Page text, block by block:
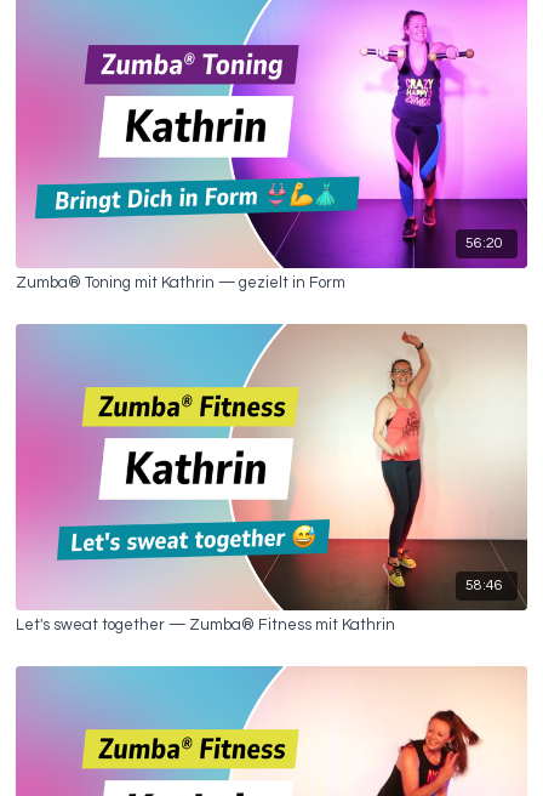
56:20
Zumba® Toning mit Kathrin — gezielt in Form
58:46
Let's sweat together — Zumba® Fitness mit Kathrin